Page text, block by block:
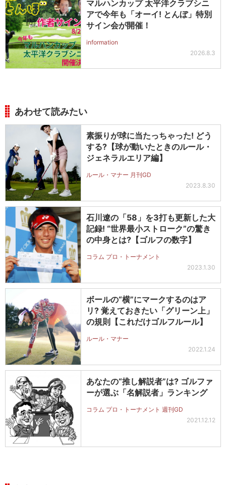
マルハンカップ 太平洋クラブシニ
アで今年も「オーイ! とんぼ」特別
サイン会が開催！
information
2026.8.3
あわせて読みたい
素振りが球に当たっちゃった! どう
する?【球が動いたときのルール・
ジェネラルエリア編】
ルール・マナー 月刊GD
2023.8.30
石川遼の「58」を3打も更新した大
記録! “世界最小ストローク”の驚き
の中身とは?【ゴルフの数字】
コラム プロ・トーナメント
2023.1.30
ボールの“横”にマークするのはア
リ? 覚えておきたい「グリーン上」
の規則【これだけゴルフルール】
ルール・マナー
2022.1.24
あなたの“推し解説者”は? ゴルファ
ーが選ぶ「名解説者」ランキング
コラム プロ・トーナメント 週刊GD
2021.12.12